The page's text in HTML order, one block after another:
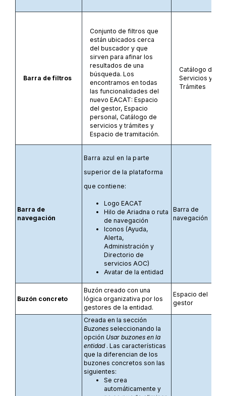
Barra de filtros
Conjunto de filtros que
están ubicados cerca
del buscador y que
sirven para afinar los
resultados de una
búsqueda. Los
encontramos en todas
las funcionalidades del
nuevo EACAT: Espacio
del gestor, Espacio
personal, Catálogo de
servicios y trámites y
Espacio de tramitación.
Catálogo de
Servicios y
Trámites
Barra de
navegación
Barra azul en la parte
superior de la plataforma
que contiene:
Logo EACAT
Hilo de Ariadna o ruta
de navegación
Iconos (Ayuda,
Alerta,
Administración y
Directorio de
servicios AOC)
Avatar de la entidad
Barra de
navegación
Buzón concreto
Buzón creado con una
lógica organizativa por los
gestores de la entidad.
Espacio del
gestor
Creada en la sección
Buzones seleccionando la
opción Usar buzones en la
entidad. Las características
que la diferencian de los
buzones concretos son las
siguientes:
Se crea
automáticamente y